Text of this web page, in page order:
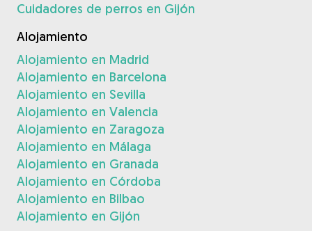
Cuidadores de perros en Gijón
Alojamiento
Alojamiento en Madrid
Alojamiento en Barcelona
Alojamiento en Sevilla
Alojamiento en Valencia
Alojamiento en Zaragoza
Alojamiento en Málaga
Alojamiento en Granada
Alojamiento en Córdoba
Alojamiento en Bilbao
Alojamiento en Gijón